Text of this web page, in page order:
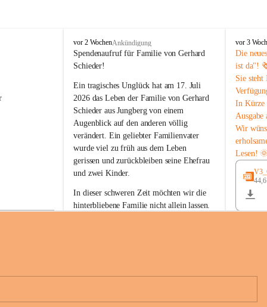
B
u
c
-
S
t
.
M
a
g
d
a
e
n
a
vor 2 WochenAnkündigung
Spendenaufruf für Familie von Gerhard
Schieder!
Ein tragisches Unglück hat am 17. Juli
2026 das Leben der Familie von Gerhard
Schieder aus Jungberg von einem
Augenblick auf den anderen völlig
verändert. Ein geliebter Familienvater
wurde viel zu früh aus dem Leben
gerissen und zurückbleiben seine Ehefrau
und zwei Kinder.
In dieser schweren Zeit möchten wir die
hinterbliebene Familie nicht allein lassen.
Unterstützung, ihre Hilfsbereitschaft und
B
u
c
h
-
S
t
.
M
a
g
d
n
a
vor 3
Die
ist da"!
Sie
In Kürze
Ausgabe
Wir
Lesen!